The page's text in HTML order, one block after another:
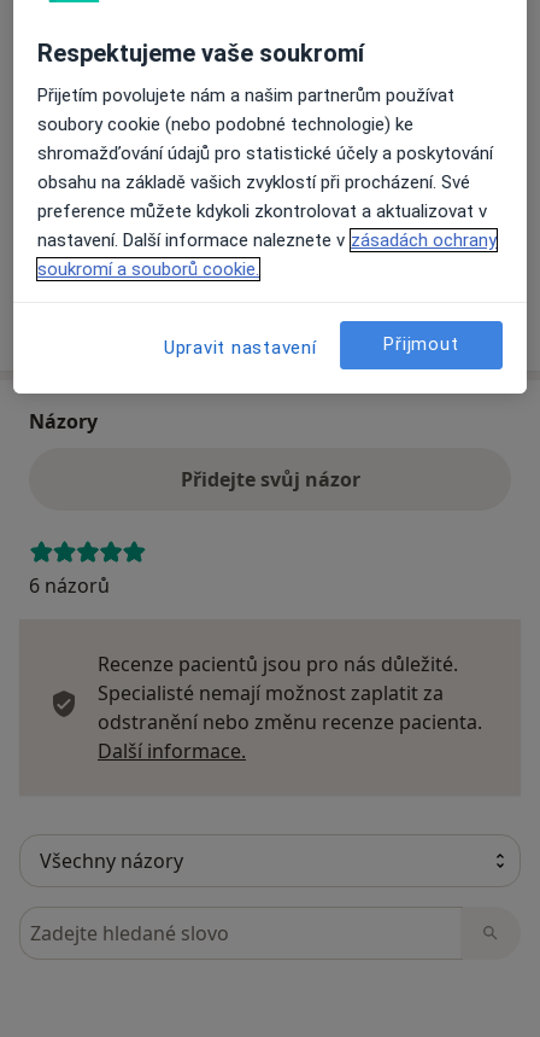
Dostupnost
Na této adrese online kalendář není aktivní
Co mám v takové situaci udělat?
Způsoby platby (soukromé návštěvy)
Na teto adrese lékař přijímá pacienty na pojišťovnu
Detaily
Názory
Přidejte svůj názor
6 názorů
Recenze pacientů jsou pro nás důležité.
Specialisté nemají možnost zaplatit za
odstranění nebo změnu recenze pacienta.
Další informace.
Hledejte v názorech
Respektujeme vaše soukromí
Přijetím povolujete nám a našim partnerům používat
soubory cookie (nebo podobné technologie) ke
shromažďování údajů pro statistické účely a poskytování
obsahu na základě vašich zvyklostí při procházení. Své
preference můžete kdykoli zkontrolovat a aktualizovat v
nastavení. Další informace naleznete v zásadách ochrany
soukromí a souborů cookie.
Upravit nastavení Přijmout